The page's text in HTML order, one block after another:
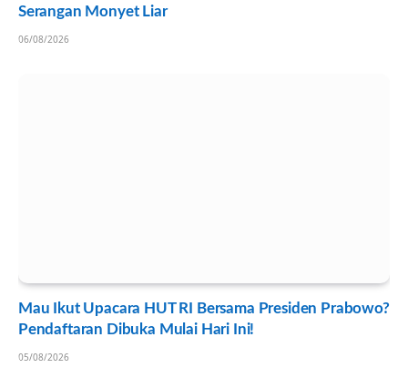
Serangan Monyet Liar
06/08/2026
Mau Ikut Upacara HUT RI Bersama Presiden Prabowo?
Pendaftaran Dibuka Mulai Hari Ini!
05/08/2026